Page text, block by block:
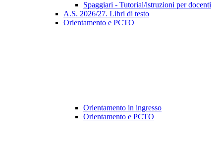
Spaggiari - Tutorial/istruzioni per docenti
A.S. 2026/27. Libri di testo
Orientamento e PCTO
Orientamento in ingresso
Orientamento e PCTO